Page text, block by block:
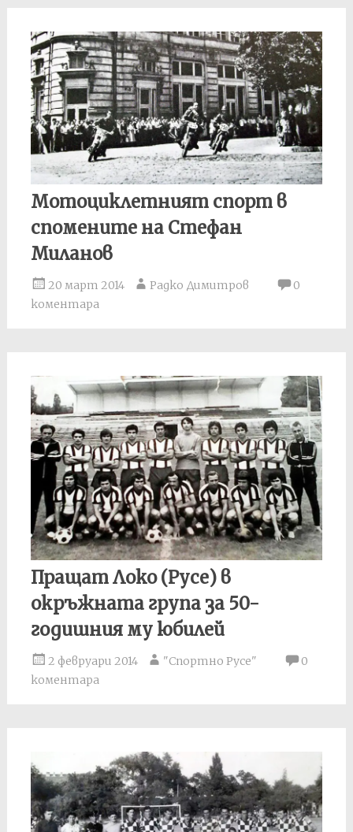
Мотоциклетният спорт в
спомените на Стефан
Миланов
20 март 2014 Радко Димитров
0
коментара
Пращат Локо (Русе) в
окръжната група за 50-
годишния му юбилей
2 февруари 2014 "Спортно Русе"
0
коментара